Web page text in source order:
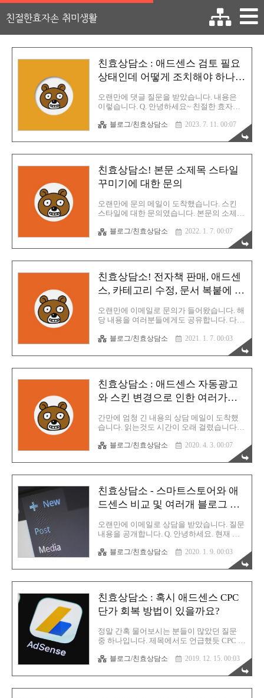
친절한효자손 취미생활
친효상담소 : 애드센스 검토 필요
상태인데 어떻게 조치해야 하나
오랜만에 댓글 질문을 받았습니다. 내용은
이렇습니다. Q. 안녕하세요~ 친절한 효자손
합니다. 애드센스 신청을 글 10개정도 작성
후 신청했는데 검토필요라고 답이 왔는데요.
검토필요는 사이트 비활성화가 된 경우 온다
고 되어있던데 활성화 하는 방법이 코드를
는건가요? 검토필요가 그외 어떨때 오는걸
까요? 제 티스토리가 활성화 되었는지는 어
떻게 확인하면 될까요? 구글 사이트에서 제
티스토리 주소가 검색이 되면 활성화 된건가
요? 지금은 글 15개정도 작성했는데 검토요
청을 바로 하는게 좋을지 글을 더쓴후 요청
하는게 좋을지 조언좀 부탁드립니다. 여러개
의 질문들이 포함되어 있는데 일단 큰 뼈대
를 먼저 잡아야 할 것 같습니다. 많은 분들께
블로그/친효상담소 2023. 7. 11. 00:07
친효상담소! 본문 소제목 스타일
꾸미기에 대한 문의
오랜만에 문의 메일이 도착했습니다. 스킨
스타일에 대한 문의였습니다. 본문의 소제목
방법에 대한 궁금증이었어요. 이 부분은 이
메일로 답변드리기는 너무 부적절하기에 이
렇게 강좌 형태로 작성할 수 밖에 없습니다.
아래는 메일의 원본에 대한 스크린샷입니다.
다. 왼쪽 하단과 오른쪽 상단의 모서리가 둥
근 형태죠. 즉 이건 네모난 형태에서 특정 부
분만 모서리에 라운드를 적용한 상태입니다.
적용 방법은 생각보다 간단합니다. 아래에
간단하게 스타일을 만든 예시가 있습니다.
참고해주시기 바랍니다. See the Pen Untitled
by rgy0409 (@rgy0409) on CodePen. 친효스
킨의 경우 태그는 티스토리 글쓰기에서 ..
블로그/친효상담소 2022. 1. 7. 00:07
친효상담소! 전자책 판매, 애드센
스, 카테고리 수정, 문서 복붙에 대
오랜만에 이메일로 문의가 들어왔습니다. 해
당 내용을 여러분들에게도 공유합니다. 다만
티스토리를 운영해온 경험을 토대로 말씀을
드리는 것입니다. 절대적인 것이 아니므로
너무 맹신하지 마세요. 메일을 주신분은
ro******@daum.net 입니다. 문의 주신 메일
세요. 티스토리 블로그를 운영하려고 이것저
것 알아보는데 모르는게 너무 많아서 답답하
더라구요. 그러다 우연히 친절한 효자손님
메일주소를 알게되어 혹시나 답을 알수 있을
까 하는 마음에 염치불고하고 질문드립니다.
질문이 많아서 죄송한데요, 혹시나 시간나실
때 짧게라도 답변주시면 정말 감사하겠습니
다. 1. 티스토리 블로그에 내가 판매하는 전
자책의 링크(크몽이나 탈잉등의 전자..
블로그/친효상담소 2021. 1. 7. 00:03
친효상담소 : 애드센스 자동광고
와 스킨 변경으로 인한 여러가지
간만에 엄청 긴 내용의 상담 메일이 도착했
습니다. 읽는것도 시간이 오래 걸렸습니다.
다. 글씨가 작으니 아래에 질문 내용을 텍스
트로 요약해서 올려보도록 하겠습니다. 안녕
하세요. 친절한효자손님. 우연히 다른 분이
추천해주신 블로그가 효자손님 블로그여서
을 적용하게 되었습니다. (중략) 이제 질문 입
니다. 1. 스퀘어 스킨을 쓸 때, 카테고리를 클
릭하면 글에 자동광고출력이 안 되던 이유가
무엇일까요? 2. 스퀘어 스킨을 쓸 때, 반응형
광고를 하단에 달아놓으면 사진과 글이 하나
도 없고 사이트맵 첨부파일만 있는 글에도
하단광고가 달렸는데, 친효스킨으로 변경 후
출력이 되지 않습니다. 일부러 내용이 없는
글에는 광고가 안 나오게 설..
블로그/친효상담소 2020. 4. 3. 00:07
친효상담소 - 스마트스토어와 애
드센스 비교 및 여러개 블로그 관
오랜만에 이메일로 상담을 받았습니다. 질문
내용을 공개합니다. Q. 안녕하세요. 현재 티
는 블로거 입니다. 티스토리 이전에는 네이
버 블로그에 올인을 하고 애드포스트로 정말
소소하게 용돈을 벌고 있었는데, 너무 수익
이 안 나와서 티스토리에 관심이 생겨 그때
공부하고 있습니다. 요즘 직장인들 투잡으로
스마트스토어가 떠오르고 있습니다. 이와 관
련된 책들이나 강의들이 쏟아져 나오고 있습
니다. 효자손님이 생각하시기에는 스마트스
토어와 애드센스를 비교했을때 애드센스로
해서 평생 연금을 받는게 좋을지, 아니면 초
반에 약간 고생은 하겠지만 아이템 소싱이나
상품등록 등 손이 많이 가는 스마트스토어에
서 활동하는게 더 수익이 좋은지에 대한 의
블로그/친효상담소 2020. 1. 9. 00:03
친효상담소 : 혹시 애드센스 CPC
단가 회복 방법이 있을까요?
정말 간혹 물어보시는 분들이 많았던 질문
중 하나입니다. 제목에서도 언급했듯 CPC 단
리지널 본문 내용입니다. Q. 안녕하세요. 개
인적으로 블로그 공부하며 친절한효자손님
블로그에 방문하여 많이 배울수 있어 정말
감사드립니다. 하나 고민이 생겨 친효님께
블로그/친효상담소 2019. 12. 15. 00:03